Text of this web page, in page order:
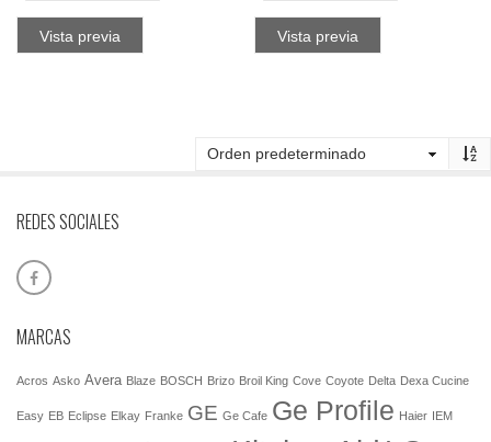
Vista previa Vista previa
REDES SOCIALES
MARCAS
Acros Asko Avera Blaze BOSCH Brizo Broil King Cove Coyote Delta Dexa Cucine
Easy EB Eclipse Elkay Franke GE Ge Cafe Ge Profile Haier IEM